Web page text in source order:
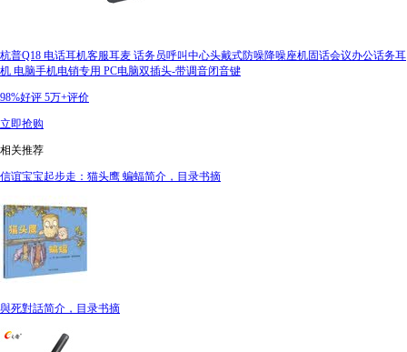
杭普Q18 电话耳机客服耳麦 话务员呼叫中心头戴式防噪降噪座机固话会议办公话务耳
机 电脑手机电销专用 PC电脑双插头-带调音闭音键
98%好评 5万+评价
立即抢购
相关推荐
信谊宝宝起步走：猫头鹰 蝙蝠简介，目录书摘
與死對話简介，目录书摘